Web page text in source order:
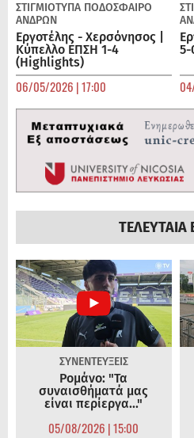
ΣΤΙΓΜΙΟΤΥΠΑ ΠΟΔΌΣΦΑΙΡΟ
ΑΝΔΡΏΝ
Εργοτέλης - Χερσόνησος |
Κύπελλο ΕΠΣΗ 1-4
(Highlights)
06/05/2026 | 17:00
5-
ΤΕΛΕΥΤΑΙΑ
ΣΥΝΕΝΤΕΥΞΕΙΣ
Ρομάνο: "Τα
συναισθήματά μας
είναι περίεργα..."
05/08/2026 | 15:00